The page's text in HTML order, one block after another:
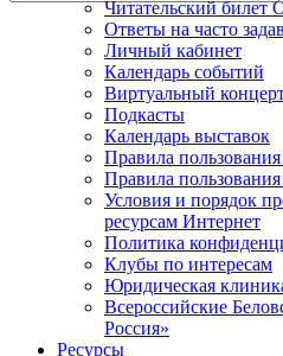
Читательский
Ответы на часто
Личный кабинет
Календарь событий
Виртуальный
Подкасты
Календарь выставок
Правила
Правила
Условия и порядок
ресурсам Интернет
Политика
Клубы по интересам
Юридическая
Всероссийские
Россия»
Ресурсы